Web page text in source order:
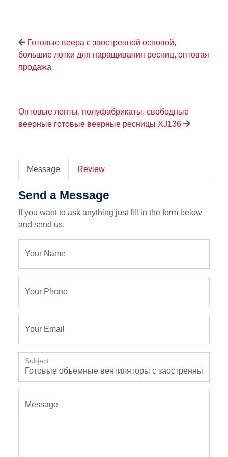
Готовые веера с заостренной основой,
большие лотки для наращивания ресниц, оптовая
продажа
Оптовые ленты, полуфабрикаты, свободные
веерные готовые веерные ресницы XJ136
Message Review
Send a Message
If you want to ask anything just fill in the form below
and send us.
Your Name
Your Phone
Your Email
Subject
Message